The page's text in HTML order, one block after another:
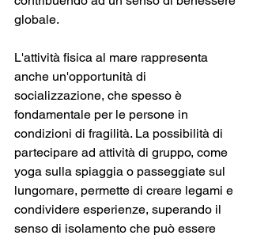
globale.
L'attività fisica al mare rappresenta
anche un'opportunità di
socializzazione, che spesso è
fondamentale per le persone in
condizioni di fragilità. La possibilità di
partecipare ad attività di gruppo, come
yoga sulla spiaggia o passeggiate sul
lungomare, permette di creare legami e
condividere esperienze, superando il
senso di isolamento che può essere